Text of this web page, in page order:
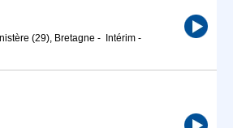
(29), Bretagne - Intérim -